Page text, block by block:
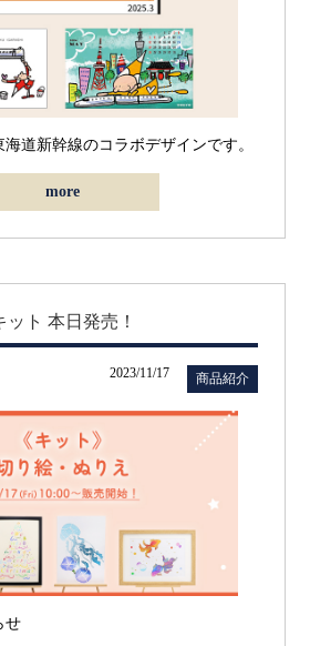
道新幹線のコラボデザインです。
more
ト 本日発売！
2023/11/17 商品紹介
せ